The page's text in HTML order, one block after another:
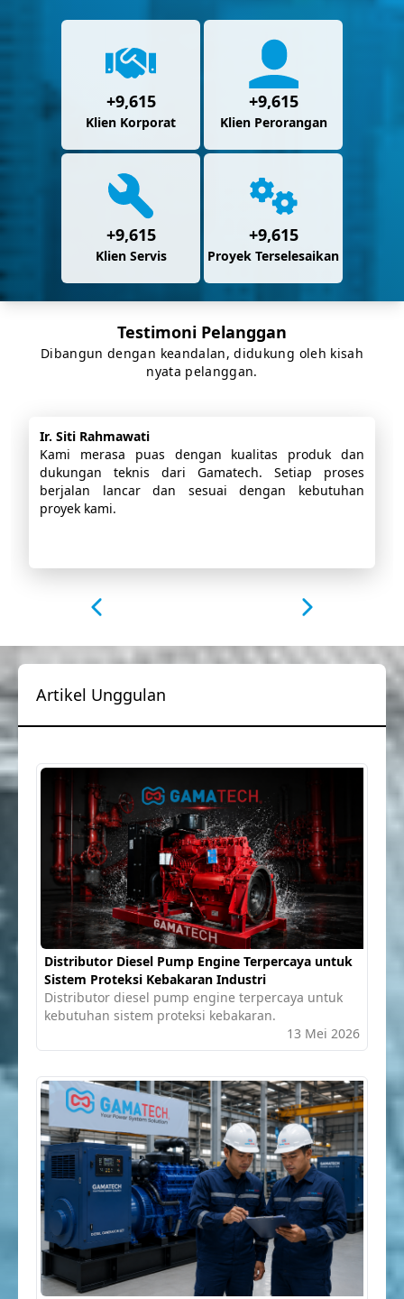
+9,925
Klien Korporat
+9,925
Klien Perorangan
+9,925
Klien Servis
+9,925
Proyek Terselesaikan
Testimoni Pelanggan
Dibangun dengan keandalan, didukung oleh kisah
nyata pelanggan.
Ir. Siti Rahmawati
Kami merasa puas dengan kualitas produk dan
dukungan teknis dari Gamatech. Setiap proses
berjalan lancar dan sesuai dengan kebutuhan
proyek kami.
Artikel Unggulan
Distributor Diesel Pump Engine Terpercaya untuk
Sistem Proteksi Kebakaran Industri
Distributor diesel pump engine terpercaya untuk
kebutuhan sistem proteksi kebakaran.
13 Mei 2026